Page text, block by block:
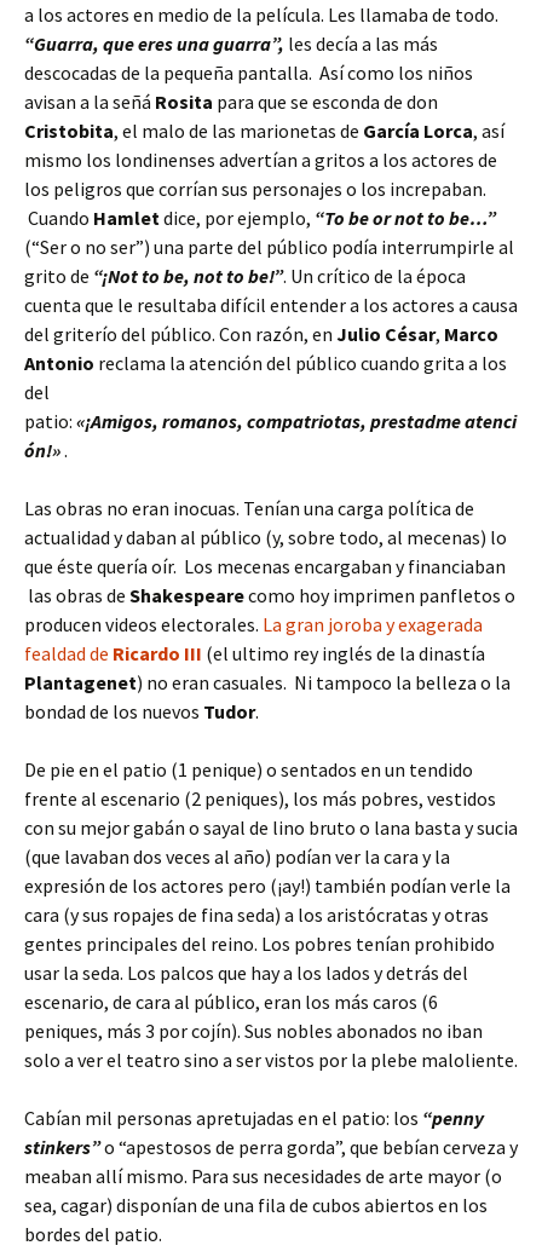
a los actores en medio de la película. Les llamaba de todo.
“Guarra, que eres una guarra”, les decía a las más
descocadas de la pequeña pantalla. Así como los niños
avisan a la señá Rosita para que se esconda de don
Cristobita, el malo de las marionetas de García Lorca, así
mismo los londinenses advertían a gritos a los actores de
los peligros que corrían sus personajes o los increpaban.
Cuando Hamlet dice, por ejemplo, “To be or not to be…”
(“Ser o no ser”) una parte del público podía interrumpirle al
grito de “¡Not to be, not to be!”. Un crítico de la época
cuenta que le resultaba difícil entender a los actores a causa
del griterío del público. Con razón, en Julio César, Marco
Antonio reclama la atención del público cuando grita a los
del
patio: «¡Amigos, romanos, compatriotas, prestadme atenci
ón!».
Las obras no eran inocuas. Tenían una carga política de
actualidad y daban al público (y, sobre todo, al mecenas) lo
que éste quería oír. Los mecenas encargaban y financiaban
las obras de Shakespearecomo hoy imprimen panfletos o
producen videos electorales. La gran joroba y exagerada
fealdad de Ricardo III (el ultimo rey inglés de la dinastía
Plantagenet) no eran casuales. Ni tampoco la belleza o la
bondad de los nuevos Tudor.
De pie en el patio (1 penique) o sentados en un tendido
frente al escenario (2 peniques), los más pobres, vestidos
con su mejor gabán o sayal de lino bruto o lana basta y sucia
(que lavaban dos veces al año) podían ver la cara y la
expresión de los actores pero (¡ay!) también podían verle la
cara (y sus ropajes de fina seda) a los aristócratas y otras
gentes principales del reino. Los pobres tenían prohibido
usar la seda. Los palcos que hay a los lados y detrás del
escenario, de cara al público, eran los más caros (6
peniques, más 3 por cojín). Sus nobles abonados no iban
solo a ver el teatro sino a ser vistos por la plebe maloliente.
Cabían mil personas apretujadas en el patio: los “penny
stinkers”o “apestosos de perra gorda”, que bebían cerveza y
meaban allí mismo. Para sus necesidades de arte mayor (o
sea, cagar) disponían de una fila de cubos abiertos en los
bordes del patio.